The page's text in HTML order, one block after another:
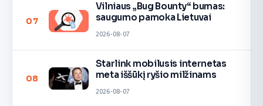
07
Vilniaus „Bug Bounty“ bumas:
saugumo pamoka Lietuvai
2026-08-07
08
Starlink mobilusis internetas
meta iššūkį ryšio milžinams
2026-08-07